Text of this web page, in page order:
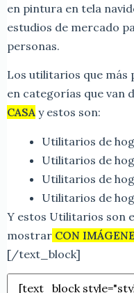
en pintura en tela
estudios de mercado
personas.
Los utilitarios que más
en categorías que van
CASA y estos son:
Utilitarios de
Utilitarios de
Utilitarios de
Utilitarios de
Y estos Utilitarios son
mostrar CON
[/text_block]